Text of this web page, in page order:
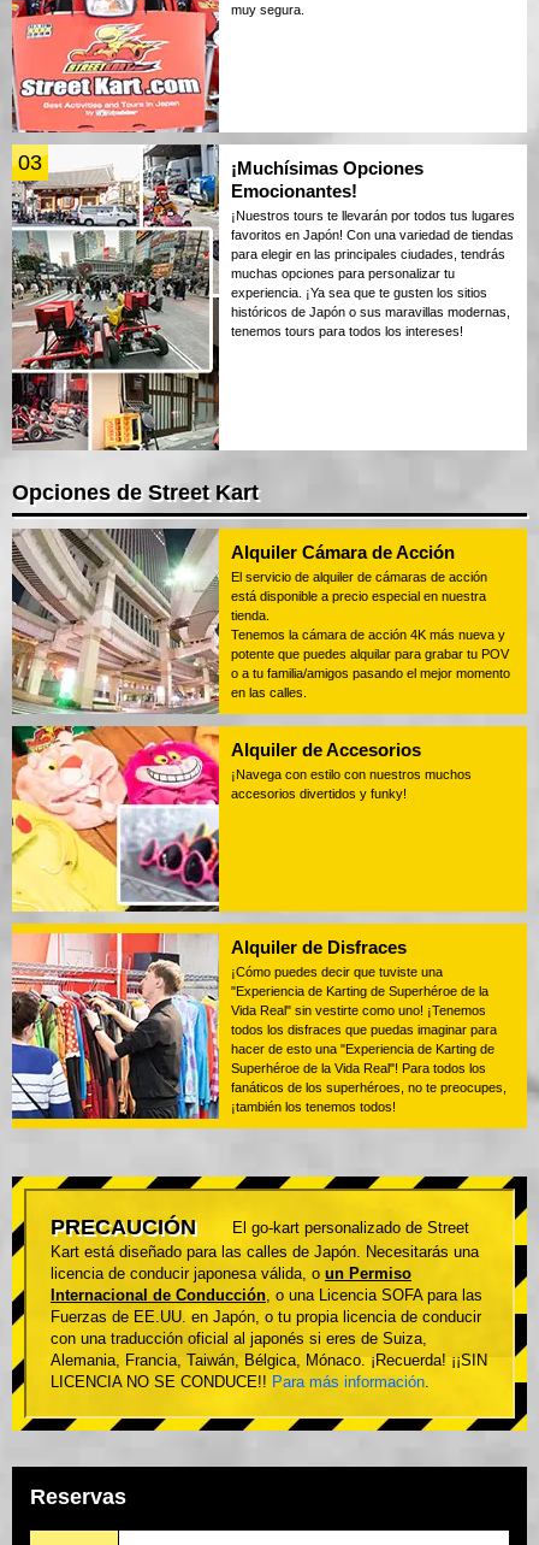
muy segura.
03
¡Muchísimas Opciones
Emocionantes!
¡Nuestros tours te llevarán por todos tus lugares
favoritos en Japón! Con una variedad de tiendas
para elegir en las principales ciudades, tendrás
muchas opciones para personalizar tu
experiencia. ¡Ya sea que te gusten los sitios
históricos de Japón o sus maravillas modernas,
tenemos tours para todos los intereses!
Opciones de Street Kart
Alquiler Cámara de Acción
El servicio de alquiler de cámaras de acción
está disponible a precio especial en nuestra
tienda.
Tenemos la cámara de acción 4K más nueva y
potente que puedes alquilar para grabar tu POV
o a tu familia/amigos pasando el mejor momento
en las calles.
Alquiler de Accesorios
¡Navega con estilo con nuestros muchos
accesorios divertidos y funky!
Alquiler de Disfraces
¡Cómo puedes decir que tuviste una
"Experiencia de Karting de Superhéroe de la
Vida Real" sin vestirte como uno! ¡Tenemos
todos los disfraces que puedas imaginar para
hacer de esto una "Experiencia de Karting de
Superhéroe de la Vida Real"! Para todos los
fanáticos de los superhéroes, no te preocupes,
¡también los tenemos todos!
PRECAUCIÓN
El go-kart personalizado de Street
Kart está diseñado para las calles de Japón. Necesitarás una
licencia de conducir japonesa válida, o un Permiso
Internacional de Conducción, o una Licencia SOFA para las
Fuerzas de EE.UU. en Japón, o tu propia licencia de conducir
con una traducción oficial al japonés si eres de Suiza,
Alemania, Francia, Taiwán, Bélgica, Mónaco. ¡Recuerda! ¡¡SIN
LICENCIA NO SE CONDUCE!! Para más información.
Reservas